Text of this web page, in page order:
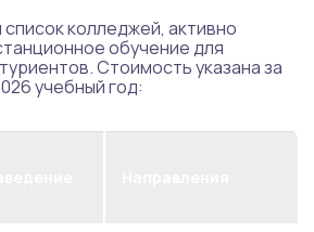
колледжей, активно
обучение для
Стоимость указана за
учебный год: